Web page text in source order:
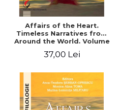
Affairs of the Heart.
Timeless Narratives from
Around the World. Volume
37,00 Lei